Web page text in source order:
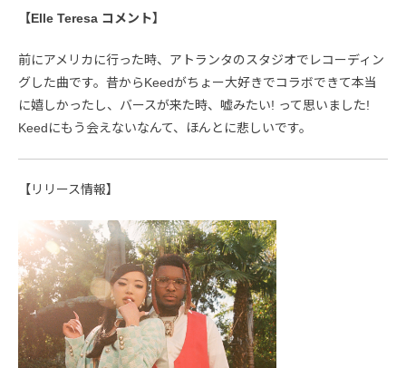
【Elle Teresa コメント】
前にアメリカに行った時、アトランタのスタジオでレコーディン
グした曲です。昔からKeedがちょー大好きでコラボできて本当
に嬉しかったし、バースが来た時、嘘みたい! って思いました!
Keedにもう会えないなんて、ほんとに悲しいです。
【リリース情報】